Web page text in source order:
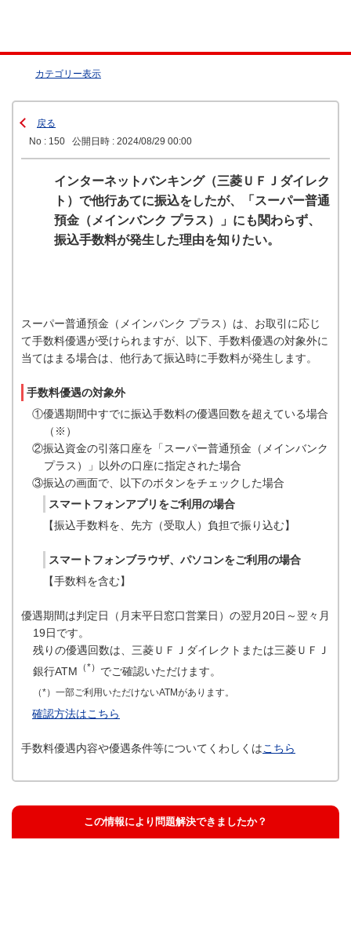
カテゴリー表示
戻る
No : 150
公開日時 : 2024/08/29 00:00
インターネットバンキング（三菱ＵＦＪダイレク
ト）で他行あてに振込をしたが、「スーパー普通
預金（メインバンク プラス）」にも関わらず、
振込手数料が発生した理由を知りたい。
スーパー普通預金（メインバンク プラス）は、お取引に応じ
て手数料優遇が受けられますが、以下、手数料優遇の対象外に
当てはまる場合は、他行あて振込時に手数料が発生します。
手数料優遇の対象外
①優遇期間中すでに振込手数料の優遇回数を超えている場合
（※）
②振込資金の引落口座を「スーパー普通預金（メインバンク
プラス）」以外の口座に指定された場合
③振込の画面で、以下のボタンをチェックした場合
スマートフォンアプリをご利用の場合
【振込手数料を、先方（受取人）負担で振り込む】
スマートフォンブラウザ、パソコンをご利用の場合
【手数料を含む】
優遇期間は判定日（月末平日窓口営業日）の翌月20日～翌々月
19日です。
残りの優遇回数は、三菱ＵＦＪダイレクトまたは三菱ＵＦＪ
銀行ATM （*） でご確認いただけます。
（*）一部ご利用いただけないATMがあります。
確認方法はこちら
手数料優遇内容や優遇条件等についてくわしくはこちら
この情報により問題解決できましたか？